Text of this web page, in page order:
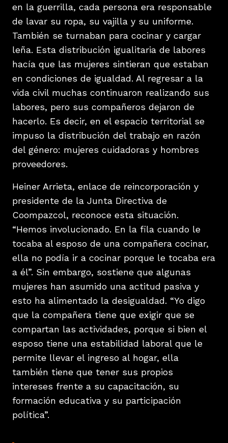
en la guerrilla, cada persona era responsable
de lavar su ropa, su vajilla y su uniforme.
También se turnaban para cocinar y cargar
leña. Esta distribución igualitaria de labores
hacía que las mujeres sintieran que estaban
en condiciones de igualdad. Al regresar a la
vida civil muchas continuaron realizando sus
labores, pero sus compañeros dejaron de
hacerlo. Es decir, en el espacio territorial se
impuso la distribución del trabajo en razón
del género: mujeres cuidadoras y hombres
proveedores.
Heiner Arrieta, enlace de reincorporación y
presidente de la Junta Directiva de
Coompazcol, reconoce esta situación.
“Hemos involucionado. En la fila cuando le
tocaba al esposo de una compañera cocinar,
ella no podía ir a cocinar porque le tocaba era
a él”. Sin embargo, sostiene que algunas
mujeres han asumido una actitud pasiva y
esto ha alimentado la desigualdad. “Yo digo
que la compañera tiene que exigir que se
compartan las actividades, porque si bien el
esposo tiene una estabilidad laboral que le
permite llevar el ingreso al hogar, ella
también tiene que tener sus propios
intereses frente a su capacitación, su
formación educativa y su participación
política”.